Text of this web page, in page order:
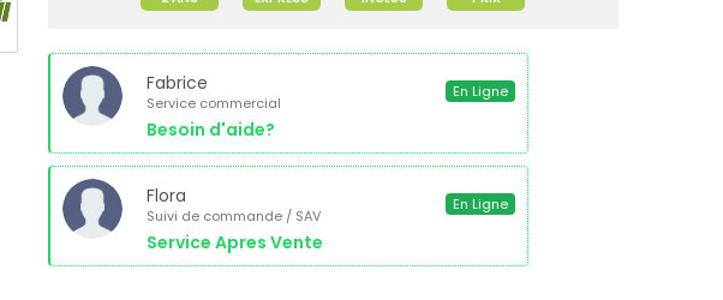
Fabrice
Service commercial
Besoin d'aide?
En Ligne
Flora
Suivi de commande / SAV
Service Apres Vente
En Ligne